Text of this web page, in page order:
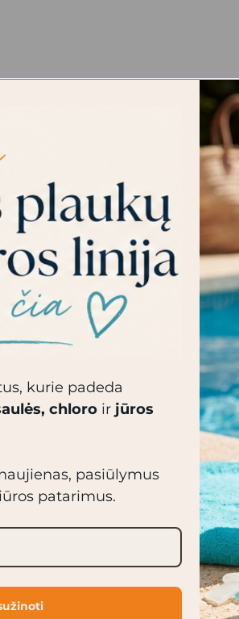
Panašūs
kurie padeda
chloro ir jūros
pasiūlymus
patarimus.